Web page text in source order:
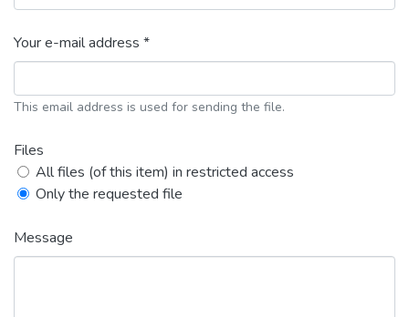
Your e-mail address *
This email address is used for sending the file.
Files
All files (of this item) in restricted access
Only the requested file
Message